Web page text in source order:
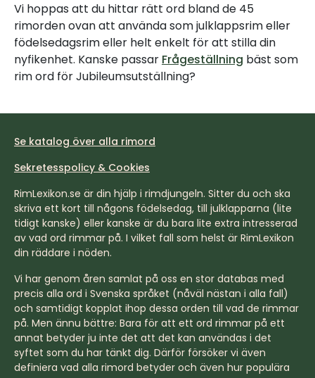
Vi hoppas att du hittar rätt ord bland de 45
rimorden ovan att använda som julklappsrim eller
födelsedagsrim eller helt enkelt för att stilla din
nyfikenhet. Kanske passar Frågeställning bäst som
rim ord för Jubileumsutställning?
Se katalog över alla rimord
Sekretesspolicy & Cookies
RimLexikon.se är din hjälp i rimdjungeln. Sitter du och ska
skriva ett kort till någons födelsedag, till julklapparna (lite
tidigt kanske) eller kanske är du bara lite extra intresserad
av vad ord rimmar på. I vilket fall som helst är RimLexikon
din räddare i nöden.
Vi har genom åren samlat på oss en stor databas med
precis alla ord i Svenska språket (nåväl nästan i alla fall)
och samtidigt kopplat ihop dessa orden till vad de rimmar
på. Men ännu bättre: Bara för att ett ord rimmar på ett
annat betyder ju inte det att det kan användas i det
syftet som du har tänkt dig. Därför försöker vi även
definiera vad alla rimord betyder och även hur populära